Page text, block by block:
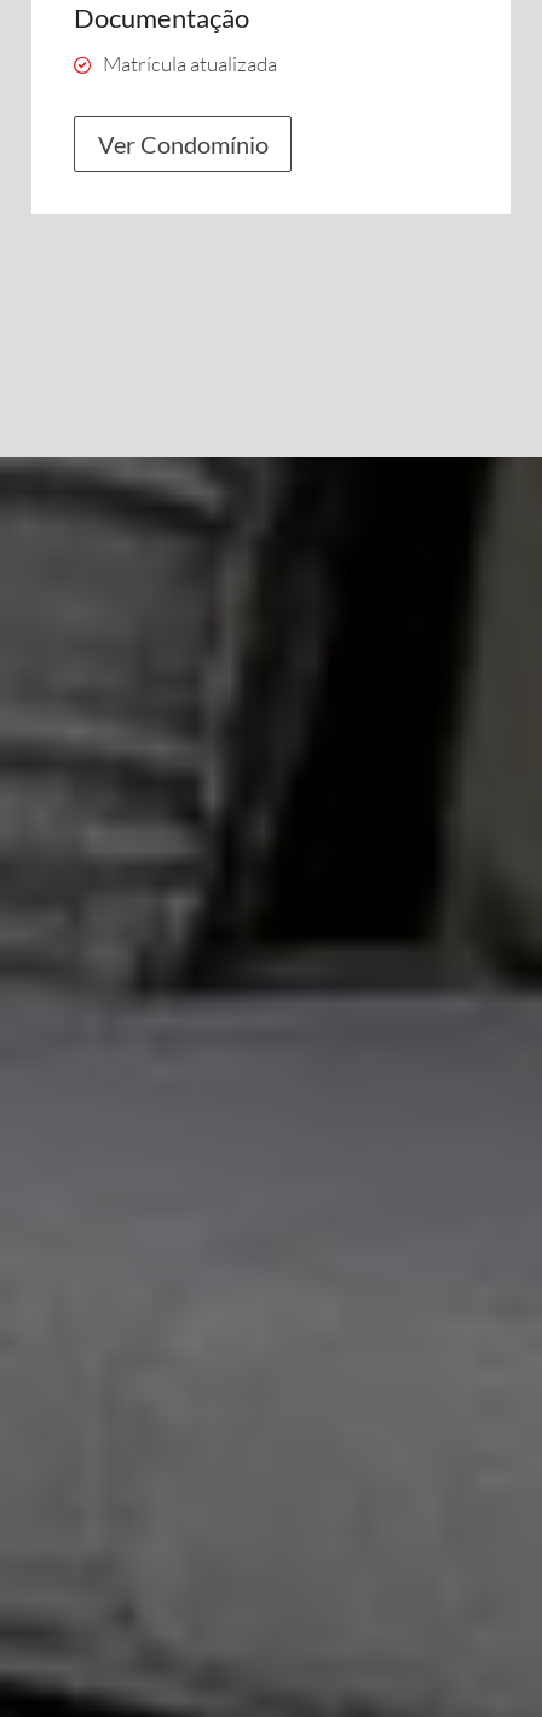
Documentação
Matrícula atualizada
Ver Condomínio